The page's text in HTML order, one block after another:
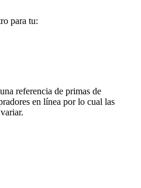
para tu:
referencia de primas de
en línea por lo cual las